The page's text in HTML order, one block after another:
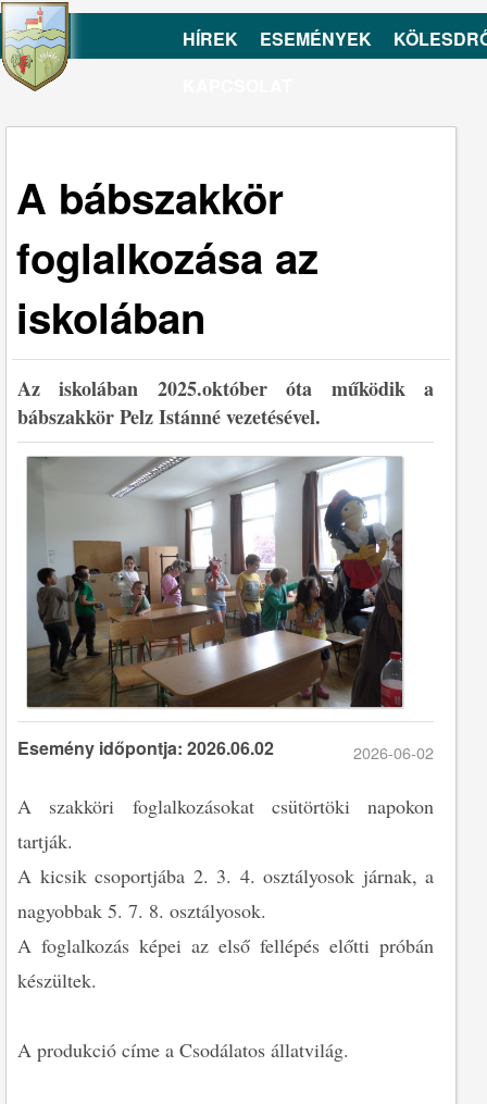
HÍREK ESEMÉNYEK
A bábszakkör
foglalkozása az
iskolában
Az iskolában 2025.október óta működik a
bábszakkör Pelz Istánné vezetésével.
Esemény időpontja: 2026.06.02 2026-06-02
A szakköri foglalkozásokat csütörtöki napokon
tartják.
A kicsik csoportjába 2. 3. 4. osztályosok járnak, a
nagyobbak 5. 7. 8. osztályosok.
A foglalkozás képei az első fellépés előtti próbán
készültek.
A produkció címe a Csodálatos állatvilág.